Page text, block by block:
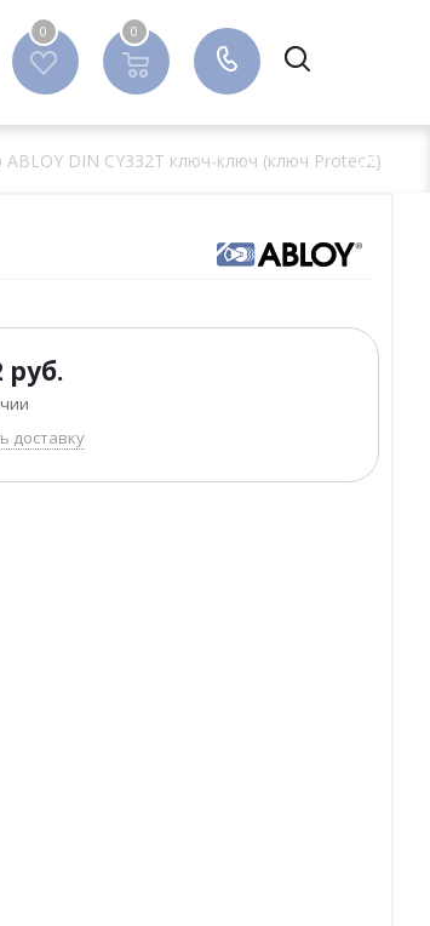
0 0
0
ABLOY DIN CY332T ключ-ключ (ключ Protec2)
руб.
доставку